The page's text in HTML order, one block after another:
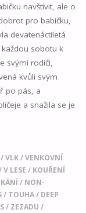
navštívit, ale o
pro babičku,
devatenáctiletá
sobotu k
svými rodiči,
kvůli svým
po pás, a
a snažila se je
VLK/VENKOVNÍ
V LESE / KOUŘENÍ
/ NON-
/ TOUHA/ DEEP
/ ZEZADU /